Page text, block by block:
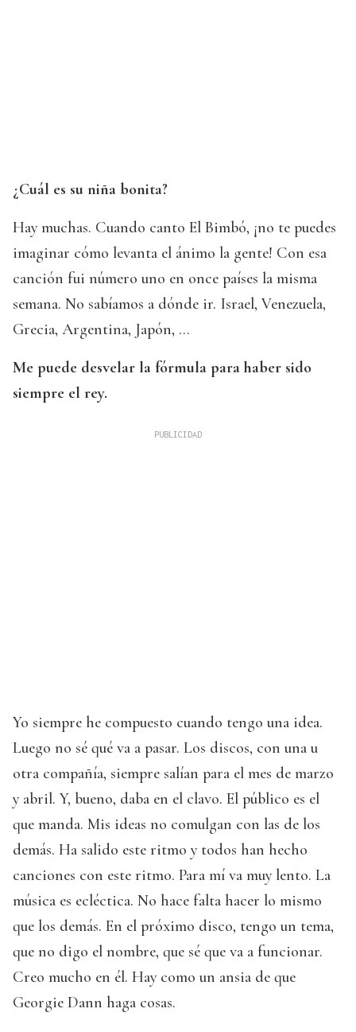
¿Cuál es su niña bonita?
Hay muchas. Cuando canto El Bimbó, ¡no te puedes
imaginar cómo levanta el ánimo la gente! Con esa
canción fui número uno en once países la misma
semana. No sabíamos a dónde ir. Israel, Venezuela,
Grecia, Argentina, Japón, ...
Me puede desvelar la fórmula para haber sido
siempre el rey.
Yo siempre he compuesto cuando tengo una idea.
Luego no sé qué va a pasar. Los discos, con una u
otra compañía, siempre salían para el mes de marzo
y abril. Y, bueno, daba en el clavo. El público es el
que manda. Mis ideas no comulgan con las de los
demás. Ha salido este ritmo y todos han hecho
canciones con este ritmo. Para mí va muy lento. La
música es ecléctica. No hace falta hacer lo mismo
que los demás. En el próximo disco, tengo un tema,
que no digo el nombre, que sé que va a funcionar.
Creo mucho en él. Hay como un ansia de que
Georgie Dann haga cosas.